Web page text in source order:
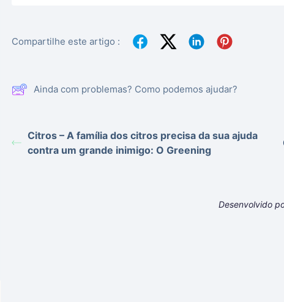
Compartilhe este artigo :
Ainda com problemas? Como podemos ajudar?
Citros – A família dos citros precisa da sua ajuda
contra um grande inimigo: O Greening
Desenvolvido